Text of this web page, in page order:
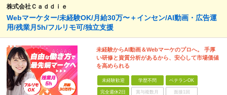
株式会社Ｃａｄｄｉｅ
Webマーケター/未経験OK/月給30万〜＋インセン/AI動画・広告運
用/残業月5h/フルリモ可/独立支援
未経験からAI動画＆Webマーケのプロへ。 手厚
い研修と資質分析があるから、安心して市場価値
を高められる
未経験歓迎 学歴不問 ベテランOK
完全週休2日 賞与複数月 面接1回